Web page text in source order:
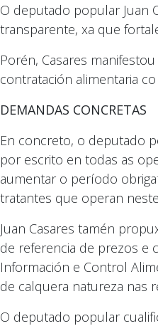
O deputado popular Juan
transparente, xa que
Porén, Casares
contratación alimentaria
DEMANDAS CONCRETAS
En concreto, o deputado
por escrito en todas as
aumentar o período
tratantes que operan
Juan Casares tamén
de referencia de prezos e
Información e Control
de calquera natureza nas
O deputado popular